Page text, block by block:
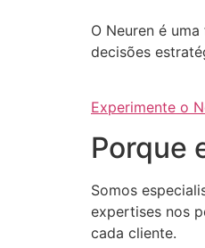
O Neuren é
decisões
Experimente o
Porque
Somos
expertises nos
cada cliente.